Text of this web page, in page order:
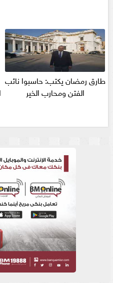
طارق رمضان يكتب: حاسبوا نائب
الفتن ومحارب الخير